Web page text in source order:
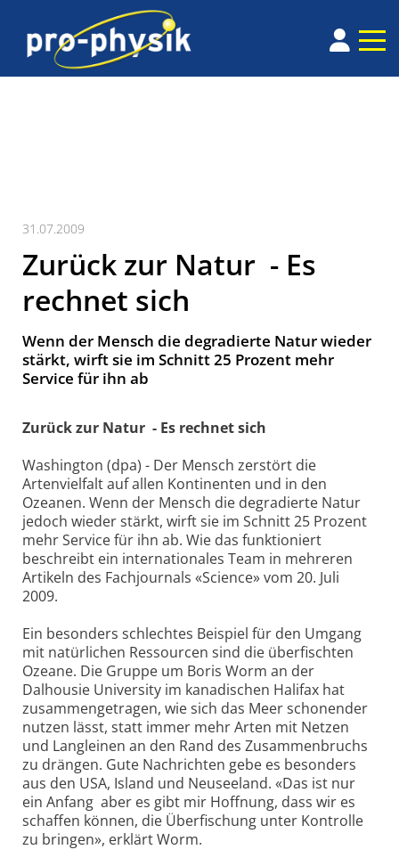
31.07.2009
Zurück zur Natur ­ - Es
rechnet sich
Wenn der Mensch die degradierte Natur wieder
stärkt, wirft sie im Schnitt 25 Prozent mehr
Service für ihn ab
Zurück zur Natur ­ - Es rechnet sich
Washington (dpa) - Der Mensch zerstört die
Artenvielfalt auf allen Kontinenten und in den
Ozeanen. Wenn der Mensch die degradierte Natur
jedoch wieder stärkt, wirft sie im Schnitt 25 Prozent
mehr Service für ihn ab. Wie das funktioniert
beschreibt ein internationales Team in mehreren
Artikeln des Fachjournals «Science» vom 20. Juli
2009.
Ein besonders schlechtes Beispiel für den Umgang
mit natürlichen Ressourcen sind die überfischten
Ozeane. Die Gruppe um Boris Worm an der
Dalhousie University im kanadischen Halifax hat
zusammengetragen, wie sich das Meer schonender
nutzen lässt, statt immer mehr Arten mit Netzen
und Langleinen an den Rand des Zusammenbruchs
zu drängen. Gute Nachrichten gebe es besonders
aus den USA, Island und Neuseeland. «Das ist nur
ein Anfang ­ aber es gibt mir Hoffnung, dass wir es
schaffen können, die Überfischung unter Kontrolle
zu bringen», erklärt Worm.